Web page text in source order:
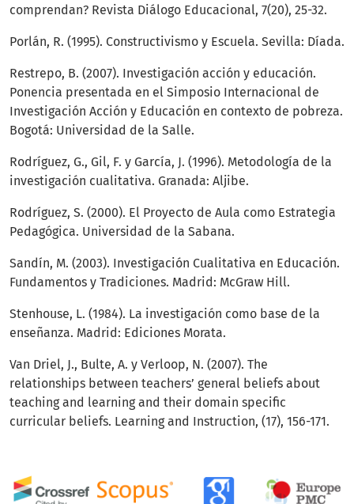
comprendan? Revista Diálogo Educacional, 7(20), 25-32.
Porlán, R. (1995). Constructivismo y Escuela. Sevilla: Díada.
Restrepo, B. (2007). Investigación acción y educación.
Ponencia presentada en el Simposio Internacional de
Investigación Acción y Educación en contexto de pobreza.
Bogotá: Universidad de la Salle.
Rodríguez, G., Gil, F. y García, J. (1996). Metodología de la
investigación cualitativa. Granada: Aljibe.
Rodríguez, S. (2000). El Proyecto de Aula como Estrategia
Pedagógica. Universidad de la Sabana.
Sandín, M. (2003). Investigación Cualitativa en Educación.
Fundamentos y Tradiciones. Madrid: McGraw Hill.
Stenhouse, L. (1984). La investigación como base de la
enseñanza. Madrid: Ediciones Morata.
Van Driel, J., Bulte, A. y Verloop, N. (2007). The
relationships between teachers’ general beliefs about
teaching and learning and their domain specific
curricular beliefs. Learning and Instruction, (17), 156-171.